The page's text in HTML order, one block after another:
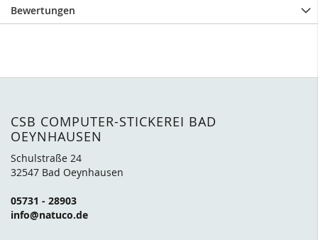
Bewertungen
CSB COMPUTER-STICKEREI BAD
OEYNHAUSEN
Schulstraße 24
32547 Bad Oeynhausen
05731 - 28903
info@natuco.de